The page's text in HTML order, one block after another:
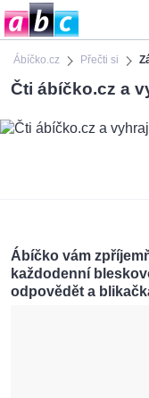
Ábíčko.cz Přečti si
Čti ábíčko.cz a
Ábíčko vám
každodenní
odpovědět a